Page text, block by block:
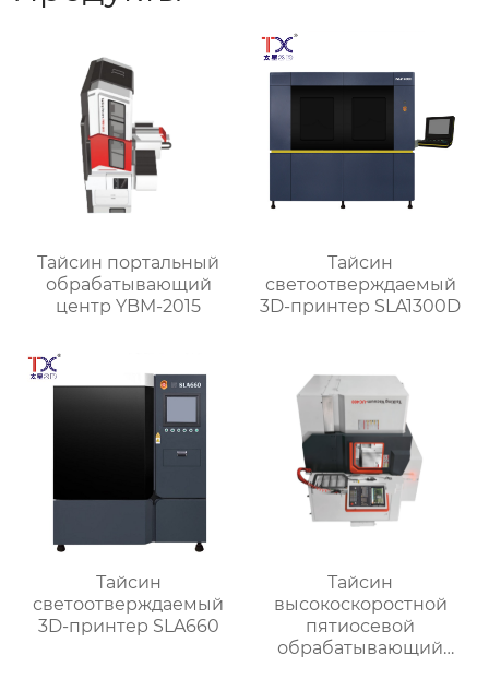
Тайсин портальный
обрабатывающий
центр YBM-2015
Тайсин
светоотверждаемый
3D-принтер SLA1300D
Тайсин
светоотверждаемый
3D-принтер SLA660
Тайсин
высокоскоростной
пятиосевой
обрабатывающий